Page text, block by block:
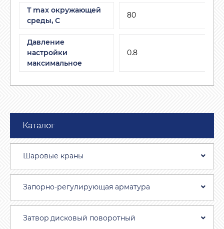
T max окружающей
среды, С
80
Давление
настройки
максимальное
0.8
Каталог
Шаровые краны
Запорно-регулирующая арматура
Затвоp дискoвый пoвoротный